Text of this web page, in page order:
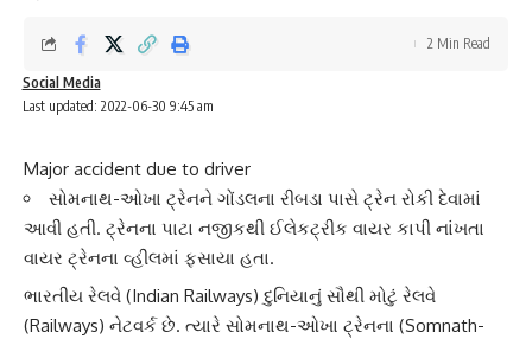
Last updated: 2022-06-30 9:45 am
Social Media
2 Min Read
Major accident due to driver
સોમનાથ-ઓખા ટ્રેનને ગોંડલના રીબડા પાસે ટ્રેન રોકી દેવામાં
આવી હતી. ટ્રેનના પાટા નજીકથી ઈલેકટ્રીક વાયર કાપી નાંખતા
વાયર ટ્રેનના વ્હીલમાં ફસાયા હતા.
ભારતીય રેલવે (Indian Railways) દુનિયાનું સૌથી મોટું રેલવે
(Railways) નેટવર્ક છે. ત્યારે સોમનાથ-ઓખા ટ્રેનના (Somnath-